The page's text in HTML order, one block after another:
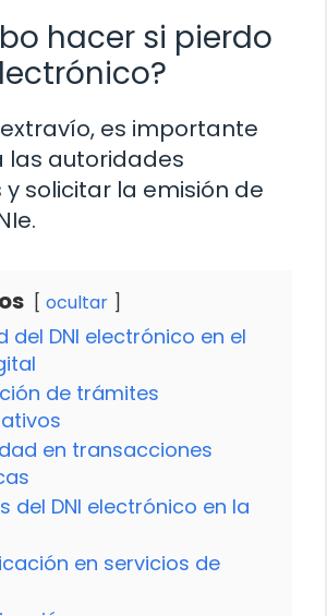
hacer si pierdo
es importante
las autoridades
solicitar la emisión de
ocultar
del DNI electrónico en el
de trámites
en transacciones
del DNI electrónico en la
en servicios de